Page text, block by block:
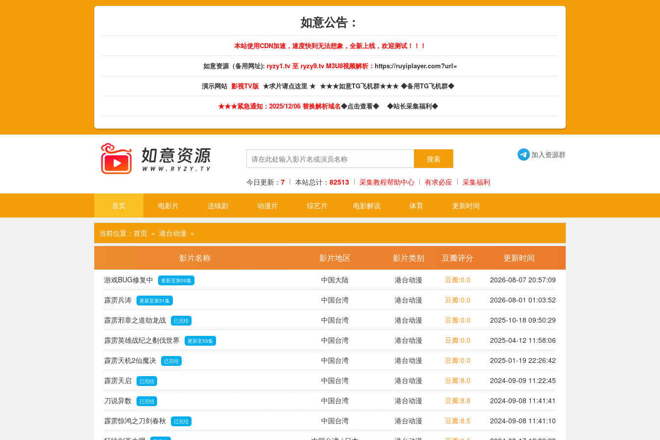
如意公告：
本站使用CDN加速，速度快到无法想象，全新上线，欢迎测试！！！
如意资源（备用网址):ryzy1.tv 至 ryzy9.tv M3U8视频解析： https://ruyiplayer.com?url=
演示网站 影视TV版 ★求片请点这里 ★ ★★★如意TG飞机群★★★ ◆备用TG飞机群◆
★★★紧急通知：2025/12/06 替换解析域名◆点击查看◆ ◆站长采集福利◆
今日更新： 7 本站总计： 82513 采集教程帮助中心 有求必应 采集福利
加入资源群
首页 电影片 连续剧 动漫片 综艺片 电影解说 体育 更新时间
当前位置： 首页 » 港台动漫 »
影片名称 影片地区 影片类别 豆瓣评分 更新时间
游戏BUG修复中 更新至第09集 中国大陆 港台动漫 豆瓣:0.0 2026-08-07 20:57:09
霹雳兵涛 更新至第31集 中国台湾 港台动漫 豆瓣:0.0 2026-08-01 01:03:52
霹雳邪章之道劫龙战 已完结 中国台湾 港台动漫 豆瓣:0.0 2025-10-18 09:50:29
霹雳英雄战纪之刜伐世界 更新至55集 中国台湾 港台动漫 豆瓣:0.0 2025-04-12 11:58:06
霹雳天机2仙魔决 已完结 中国台湾 港台动漫 豆瓣:0.0 2025-01-19 22:26:42
霹雳天启 已完结 中国台湾 港台动漫 豆瓣:8.0 2024-09-09 11:22:45
刀说异数 已完结 中国台湾 港台动漫 豆瓣:8.8 2024-09-08 11:41:41
霹雳惊鸿之刀剑春秋 已完结 中国台湾 港台动漫 豆瓣:8.5 2024-09-08 11:41:10